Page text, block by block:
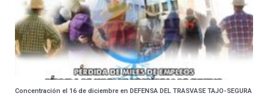
Concentración el 16 de diciembre en DEFENSA DEL TRASVASE TAJO-SEGURA